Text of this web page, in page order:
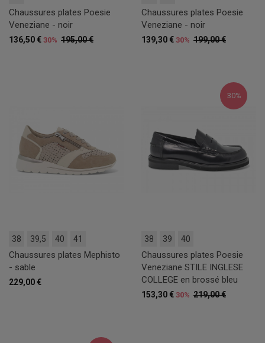
Chaussures plates Poesie
Veneziane - noir
195,00 €
136,50 € 30%
Chaussures plates Poesie
Veneziane - noir
199,00 €
139,30 € 30%
38 39,5 40 41
Chaussures plates Mephisto
- sable
229,00 €
30%
38 39 40
Chaussures plates Poesie
Veneziane STILE INGLESE
COLLEGE en brossé bleu
219,00 €
153,30 € 30%